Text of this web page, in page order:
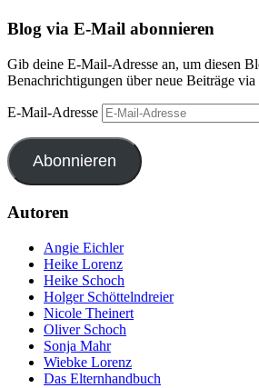
Blog via E-Mail abonnieren
Gib deine E-Mail-Adresse an, um diesen
Benachrichtigungen über neue Beiträge
E-Mail-Adresse
Abonnieren
Autoren
Angie Eichler
Heike Lorenz
Heike Schoch
Holger Schöttelndreier
Nicole Theinert
Oliver Schoch
Sonja Mahr
Wiebke Lorenz
Das Elternhandbuch